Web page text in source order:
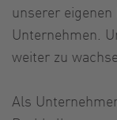
unserer
Unternehmen.
weiter zu
Als